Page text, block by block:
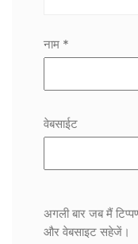
नाम *
वेबसाईट
अगली बार जब मैं
और वेबसाइट सहेजें।